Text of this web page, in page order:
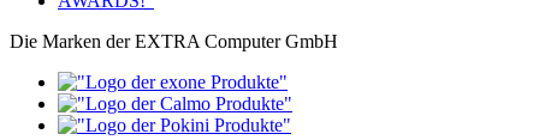
Die Marken der EXTRA Computer GmbH